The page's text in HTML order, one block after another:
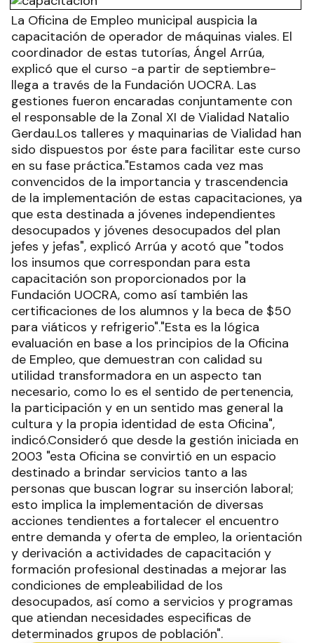
La Oficina de Empleo municipal auspicia la
capacitación de operador de máquinas viales. El
coordinador de estas tutorías, Ángel Arrúa,
explicó que el curso -a partir de septiembre-
llega a través de la Fundación UOCRA. Las
gestiones fueron encaradas conjuntamente con
el responsable de la Zonal XI de Vialidad Natalio
Gerdau.Los talleres y maquinarias de Vialidad han
sido dispuestos por éste para facilitar este curso
en su fase práctica."Estamos cada vez mas
convencidos de la importancia y trascendencia
de la implementación de estas capacitaciones, ya
que esta destinada a jóvenes independientes
desocupados y jóvenes desocupados del plan
jefes y jefas", explicó Arrúa y acotó que "todos
los insumos que correspondan para esta
capacitación son proporcionados por la
Fundación UOCRA, como así también las
certificaciones de los alumnos y la beca de $50
para viáticos y refrigerio"."Esta es la lógica
evaluación en base a los principios de la Oficina
de Empleo, que demuestran con calidad su
utilidad transformadora en un aspecto tan
necesario, como lo es el sentido de pertenencia,
la participación y en un sentido mas general la
cultura y la propia identidad de esta Oficina",
indicó.Consideró que desde la gestión iniciada en
2003 "esta Oficina se convirtió en un espacio
destinado a brindar servicios tanto a las
personas que buscan lograr su inserción laboral;
esto implica la implementación de diversas
acciones tendientes a fortalecer el encuentro
entre demanda y oferta de empleo, la orientación
y derivación a actividades de capacitación y
formación profesional destinadas a mejorar las
condiciones de empleabilidad de los
desocupados, así como a servicios y programas
que atiendan necesidades especificas de
determinados grupos de población".